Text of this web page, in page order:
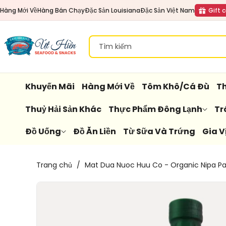
Đến Nội
Dung
Hàng Mới VềHàng Bán ChạyĐặc Sản LouisianaĐặc Sản Việt Nam Gift
Tìm kiếm
Khuyến Mãi Hàng Mới Về Tôm Khô/Cá Đù
Thuỷ Hải Sản Khác
Thực Phẩm Đông Lạnh
Đồ Uống
Đồ Ăn Liền Từ Sữa Và Trứng Gia
Trang chủ / Mat Dua Nuoc Huu Co - Organic Nipa
Chuyển